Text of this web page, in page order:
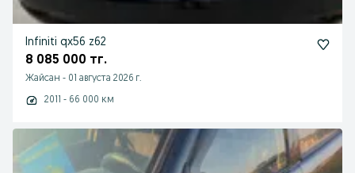
Infiniti qx56 z62
8 085 000 тг.
Жайсан - 01 августа 2026 г.
2011 - 66 000 км